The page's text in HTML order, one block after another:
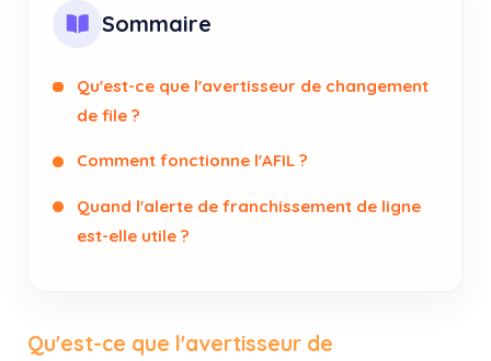
Sommaire
Qu'est-ce que l'avertisseur de changement
de file ?
Comment fonctionne l'AFIL ?
Quand l'alerte de franchissement de ligne
est-elle utile ?
Qu'est-ce que l'avertisseur de